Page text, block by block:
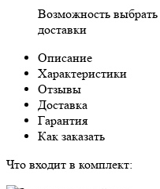
Возможность выбрать
доставки
Описание
Характеристики
Отзывы
Доставка
Гарантия
Как заказать
Что входит в комплект: